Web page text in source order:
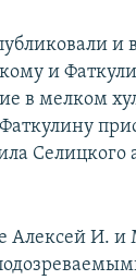
и
и
в мелком
Селицкого
Алексей И.